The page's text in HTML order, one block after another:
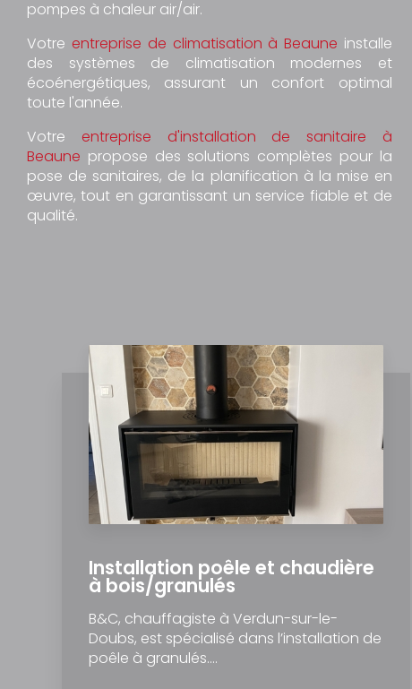
pompes à chaleur air/air.
Votre entreprise de climatisation à Beaune installe
des systèmes de climatisation modernes et
écoénergétiques, assurant un confort optimal
toute l'année.
Votre entreprise d'installation de sanitaire à
Beaune propose des solutions complètes pour la
pose de sanitaires, de la planification à la mise en
œuvre, tout en garantissant un service fiable et de
qualité.
Installation poêle et chaudière
à bois/granulés
B&C, chauffagiste à Verdun-sur-le-
Doubs, est spécialisé dans l’installation de
poêle à granulés....